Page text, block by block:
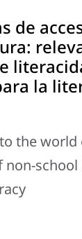
de
la
the